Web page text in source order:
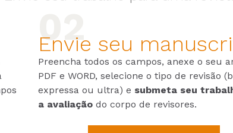
Envie seu
Preencha todos os campos, anexe o seu
PDF e WORD, selecione o tipo de revisão
expressa ou ultra) e submeta seu
a avaliação do corpo de revisores.